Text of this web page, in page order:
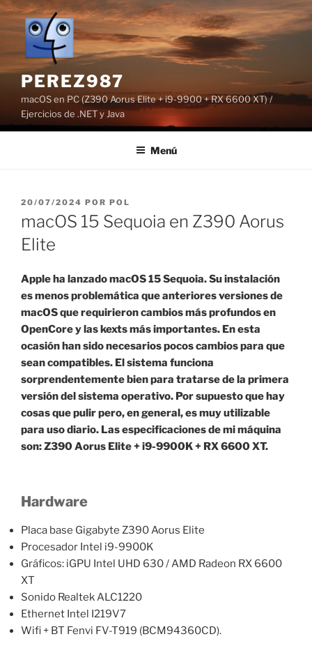
Saltar
contenido
PEREZ987
macOS en PC (Z390 Aorus Elite + i9-9900 + RX 6600 XT) /
Ejercicios de .NET y Java
Menú
PUBLICADO
20/07/2024 POR POL
macOS 15 Sequoia en Z390 Aorus
Elite
Apple ha lanzado macOS 15 Sequoia. Su instalación
es menos problemática que anteriores versiones de
macOS que requirieron cambios más profundos en
OpenCore y las kexts más importantes. En esta
ocasión han sido necesarios pocos cambios para que
sean compatibles. El sistema funciona
sorprendentemente bien para tratarse de la primera
versión del sistema operativo. Por supuesto que hay
cosas que pulir pero, en general, es muy utilizable
para uso diario. Las especificaciones de mi máquina
son: Z390 Aorus Elite + i9-9900K + RX 6600 XT.
Hardware
Placa base Gigabyte Z390 Aorus Elite
Procesador Intel i9-9900K
Gráficos: iGPU Intel UHD 630 / AMD Radeon RX 6600
XT
Sonido Realtek ALC1220
Ethernet Intel I219V7
Wifi + BT Fenvi FV-T919 (BCM94360CD).